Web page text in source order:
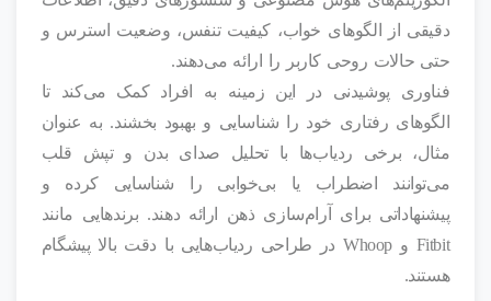
دقیقی از الگوهای خواب، کیفیت تنفس، وضعیت استرس و
حتی حالات روحی کاربر را ارائه می‌دهند.
فناوری پوشیدنی در این زمینه به افراد کمک می‌کند تا
الگوهای رفتاری خود را شناسایی و بهبود بخشند. به عنوان
مثال، برخی ردیاب‌ها با تحلیل صدای بدن و تپش قلب
می‌توانند اضطراب یا بی‌خوابی را شناسایی کرده و
پیشنهاداتی برای آرام‌سازی ذهن ارائه دهند. برندهایی مانند
Fitbit و Whoop در طراحی ردیاب‌هایی با دقت بالا پیشگام
هستند.